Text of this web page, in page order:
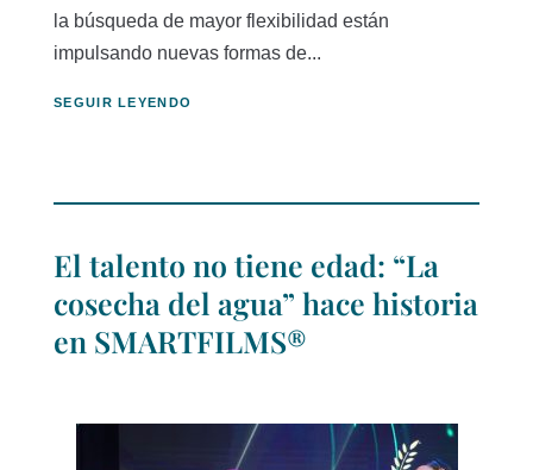
la búsqueda de mayor flexibilidad están
impulsando nuevas formas de...
SEGUIR LEYENDO
El talento no tiene edad: “La
cosecha del agua” hace historia
en SMARTFILMS®